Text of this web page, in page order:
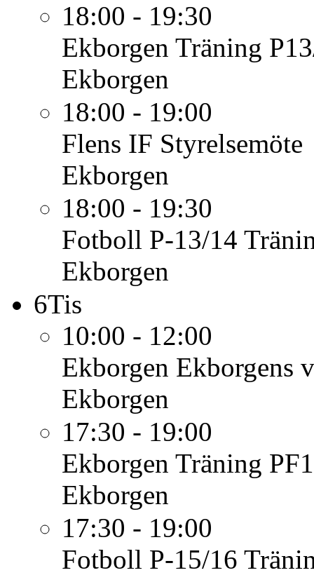
18:00 - 19:30
Ekborgen Träning
Ekborgen
18:00 - 19:00
Flens IF Styrelsemöte
Ekborgen
18:00 - 19:30
Fotboll P-13/14
Ekborgen
6Tis
10:00 - 12:00
Ekborgen Ekborgens
Ekborgen
17:30 - 19:00
Ekborgen Träning
Ekborgen
17:30 - 19:00
Fotboll P-15/16